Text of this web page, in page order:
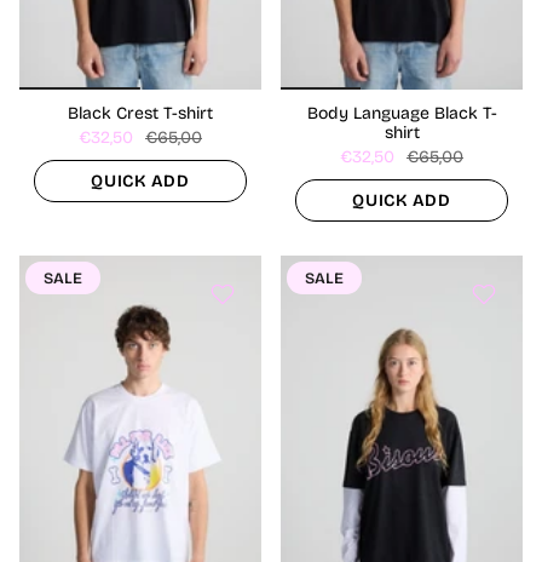
Black Crest T-shirt
€32,50
€65,00
QUICK ADD
Body Language Black T-
shirt
€32,50
€65,00
QUICK ADD
SALE SALE